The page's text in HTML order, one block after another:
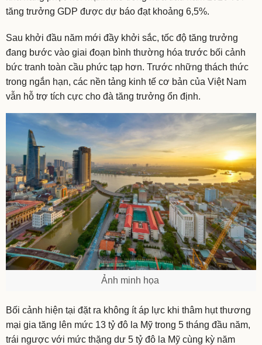
tăng trưởng GDP được dự báo đạt khoảng 6,5%.
Sau khởi đầu năm mới đầy khởi sắc, tốc độ tăng trưởng
đang bước vào giai đoạn bình thường hóa trước bối cảnh
bức tranh toàn cầu phức tạp hơn. Trước những thách thức
trong ngắn hạn, các nền tảng kinh tế cơ bản của Việt Nam
vẫn hỗ trợ tích cực cho đà tăng trưởng ổn định.
Ảnh minh họa
Bối cảnh hiện tại đặt ra không ít áp lực khi thâm hụt thương
mại gia tăng lên mức 13 tỷ đô la Mỹ trong 5 tháng đầu năm,
trái ngược với mức thặng dư 5 tỷ đô la Mỹ cùng kỳ năm